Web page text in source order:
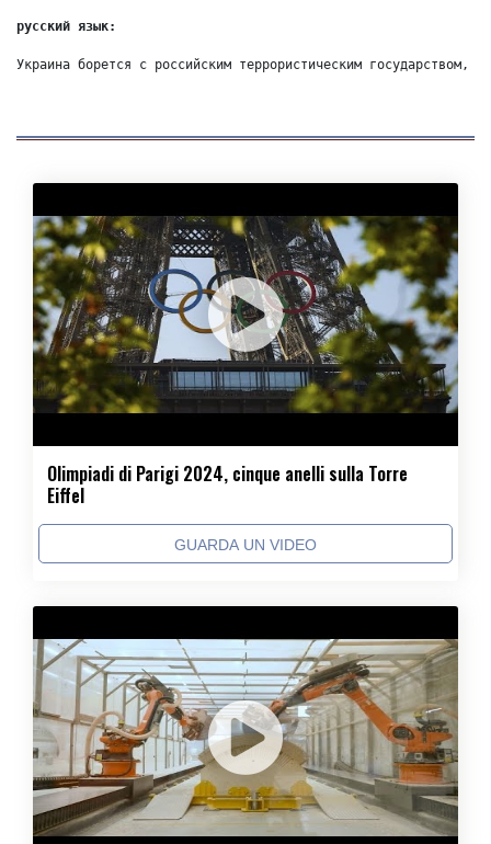
русский язык:
Украина борется с российским террористическим государством,
Olimpiadi di Parigi 2024, cinque anelli sulla Torre
Eiffel
GUARDA UN VIDEO